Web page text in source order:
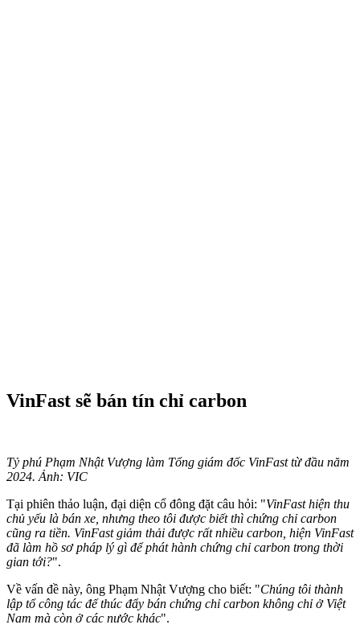
VinFast sẽ bán tín chỉ carbon
Tỷ phú Phạm Nhật Vượng làm Tổng giám đốc VinFast từ đầu năm
2024. Ảnh: VIC
Tại phiên thảo luận, đại diện cổ đông đặt câu hỏi: "VinFast hiện thu
chủ yếu là bán xe, nhưng theo tôi được biết thì chứng chỉ carbon
cũng ra tiền. VinFast giảm thải được rất nhiều carbon, hiện VinFast
đã làm hồ sơ pháp lý gì để phát hành chứng chỉ carbon trong thời
gian tới?".
Về vấn đề này, ông Phạm Nhật Vượng cho biết: "Chúng tôi thành
lập tổ công tác để thúc đẩy bán chứng chỉ carbon không chỉ ở Việt
Nam mà còn ở các nước khác".